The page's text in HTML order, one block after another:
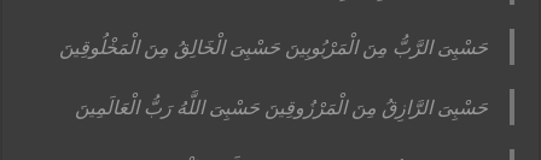
حَسْبِیَ الرَّبُّ مِنَ الْمَرْبُوبِینَ حَسْبِیَ الْخَالِقُ مِنَ الْمَخْلُوقِینَ‏
حَسْبِیَ الرَّازِقُ مِنَ الْمَرْزُوقِینَ حَسْبِیَ اللَّهُ رَبُّ الْعَالَمِینَ‏